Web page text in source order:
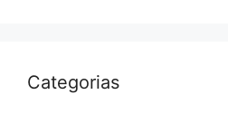
Categorias